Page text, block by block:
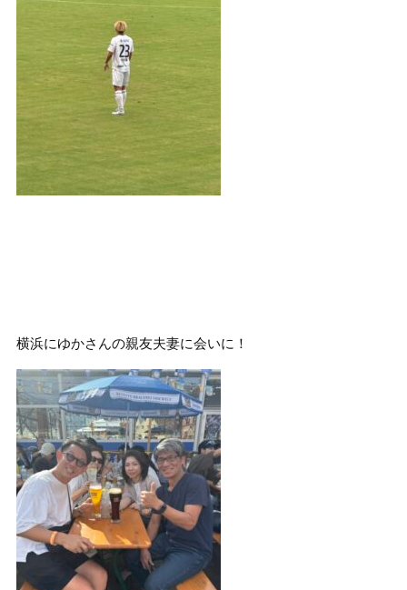
横浜にゆかさんの親友夫妻に会いに！